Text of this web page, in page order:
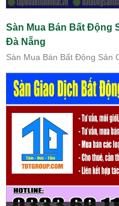
Sàn Mua Bán Bất Động
Đà Nẵng
Sàn Mua Bán Bất Động Sản